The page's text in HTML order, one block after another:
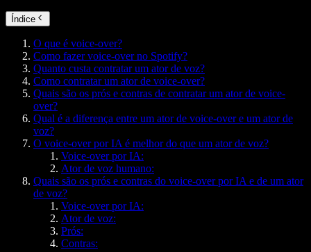
Índice
O que é voice-over?
Como fazer voice-over no Spotify?
Quanto custa contratar um ator de voz?
Como contratar um ator de voice-over?
Quais são os prós e contras de contratar um ator de voice-
over?
Qual é a diferença entre um ator de voice-over e um ator de
voz?
O voice-over por IA é melhor do que um ator de voz?
Voice-over por IA:
Ator de voz humano:
Quais são os prós e contras do voice-over por IA e de um ator
de voz?
Voice-over por IA:
Ator de voz:
Prós:
Contras: